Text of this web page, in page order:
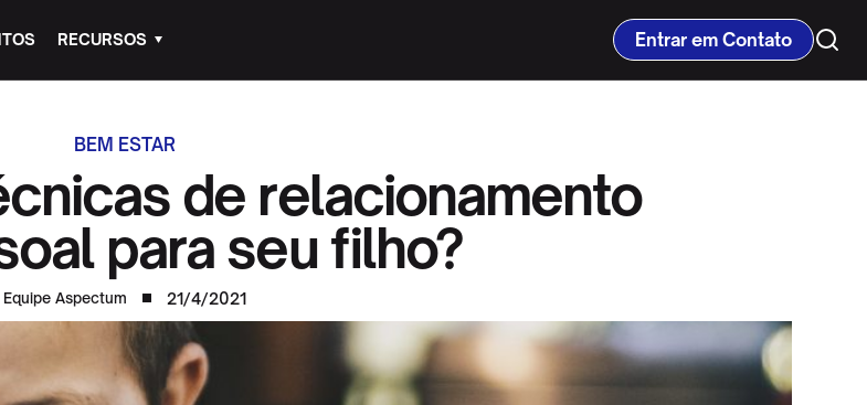
RECURSOS Entrar em Contato
BEM ESTAR
de relacionamento
para seu filho?
Equipe Aspectum 21/4/2021